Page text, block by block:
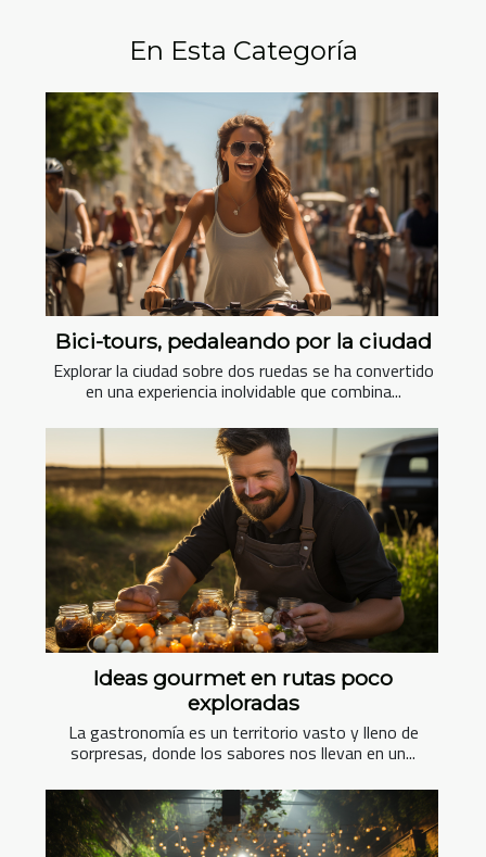
En Esta Categoría
Bici-tours, pedaleando por la ciudad
Explorar la ciudad sobre dos ruedas se ha convertido
en una experiencia inolvidable que combina...
Ideas gourmet en rutas poco
exploradas
La gastronomía es un territorio vasto y lleno de
sorpresas, donde los sabores nos llevan en un...